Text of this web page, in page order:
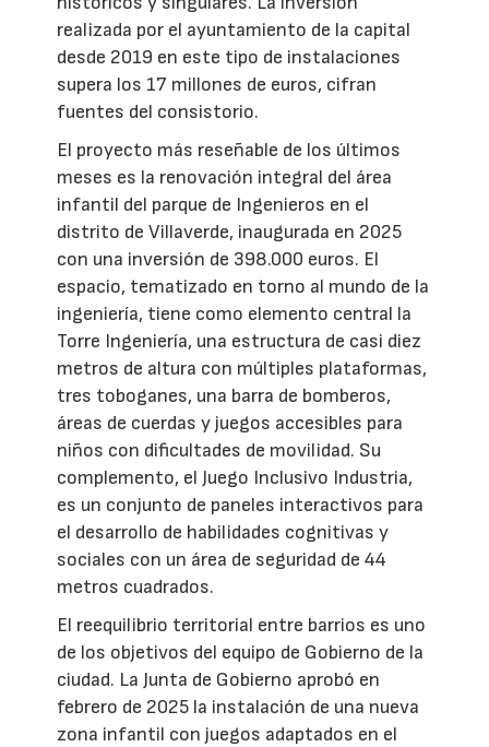
realizada por el ayuntamiento de la capital
desde 2019 en este tipo de instalaciones
supera los 17 millones de euros, cifran
fuentes del consistorio.
El proyecto más reseñable de los últimos
meses es la renovación integral del área
infantil del parque de Ingenieros en el
distrito de Villaverde, inaugurada en 2025
con una inversión de 398.000 euros. El
espacio, tematizado en torno al mundo de la
ingeniería, tiene como elemento central la
Torre Ingeniería, una estructura de casi diez
metros de altura con múltiples plataformas,
tres toboganes, una barra de bomberos,
áreas de cuerdas y juegos accesibles para
niños con dificultades de movilidad. Su
complemento, el Juego Inclusivo Industria,
es un conjunto de paneles interactivos para
el desarrollo de habilidades cognitivas y
sociales con un área de seguridad de 44
metros cuadrados.
El reequilibrio territorial entre barrios es uno
de los objetivos del equipo de Gobierno de la
ciudad. La Junta de Gobierno aprobó en
febrero de 2025 la instalación de una nueva
zona infantil con juegos adaptados en el